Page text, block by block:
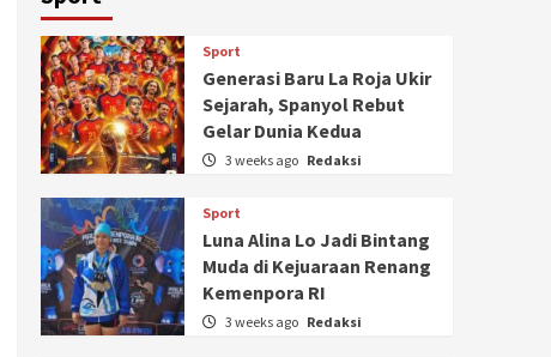
Sport
Generasi Baru La Roja Ukir
Sejarah, Spanyol Rebut
Gelar Dunia Kedua
3 weeks ago Redaksi
Sport
Luna Alina Lo Jadi Bintang
Muda di Kejuaraan Renang
Kemenpora RI
3 weeks ago Redaksi